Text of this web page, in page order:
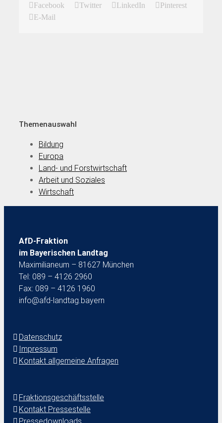
Facebook Twitter LinkedIn
Pinterest
E-Mail
Themenauswahl
Bildung
Europa
Land- und Forstwirtschaft
Arbeit und Soziales
Wirtschaft
AfD-Fraktion
im Bayerischen Landtag
Maximilianeum – 81627 München
Tel: 089 – 4126 2960
Fax: 089 – 4126 1960
info@afd-landtag.bayern
Datenschutz
Impressum
Kontakt allgemeine Anfragen
Fraktionsgeschäftsstelle
Kontakt Pressestelle